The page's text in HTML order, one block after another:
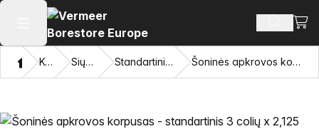
Atidaryti pagrindinį meniu Ieškoti
Namon
Katalogas Siųstuvų korpusai Standartiniai šoninės apkrovos korpusai Šoninės apkrovos korpusas - standartinis 3 colių x 2,125 colio šešiakampis